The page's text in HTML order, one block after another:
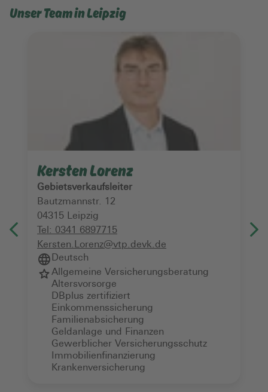
Unser Team in Leipzig
Kersten Lorenz
Gebietsverkaufsleiter
Bautzmannstr. 12
04315 Leipzig
Tel: 0341 6897715
Kersten.Lorenz@vtp.devk.de
Deutsch
Allgemeine Versicherungsberatung
Altersvorsorge
DBplus zertifiziert
Einkommenssicherung
Familienabsicherung
Geldanlage und Finanzen
Gewerblicher Versicherungsschutz
Immobilienfinanzierung
Krankenversicherung